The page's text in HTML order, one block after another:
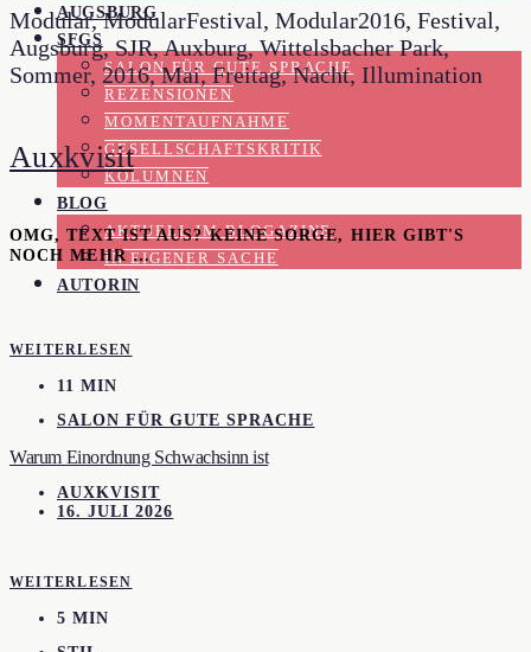
AUGSBURG
SFGS
SALON FÜR GUTE SPRACHE
REZENSIONEN
MOMENTAUFNAHME
GESELLSCHAFTSKRITIK
KOLUMNEN
BLOG
AKTUELL IM BLOGAZINE
IN EIGENER SACHE
AUTORIN
Modular, ModularFestival, Modular2016, Festival,
Augsburg, SJR, Auxburg, Wittelsbacher Park,
Sommer, 2016, Mai, Freitag, Nacht, Illumination
Auxkvisit
OMG, TEXT IST AUS? KEINE SORGE, HIER GIBT'S
NOCH MEHR …
WEITERLESEN
11 MIN
SALON FÜR GUTE SPRACHE
Warum Einordnung Schwachsinn ist
AUXKVISIT
16. JULI 2026
WEITERLESEN
5 MIN